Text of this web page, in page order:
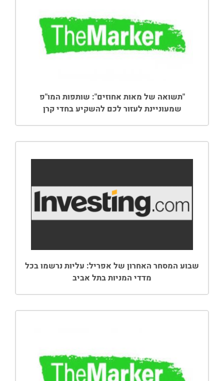
"תשואה של מאות אחוזים": שותפות המו"פ
שמעוניינת לעזור לכם להשקיע בחדי קרן
שבוע המסחר האחרון של אפריל: עליות נרשמו בכל
מדדי המניות בתל אביב